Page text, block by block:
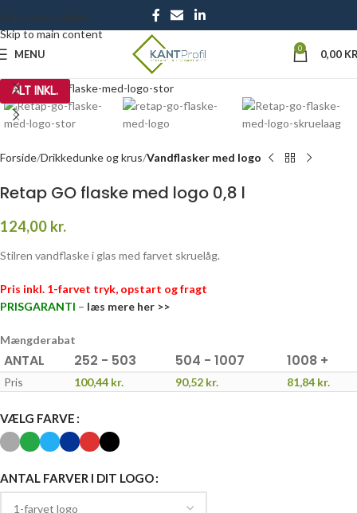
Skip to navigation
Skip to main content
MENU 0 0,00
ALT INKL.
Forside Drikkedunke og krus Vandflasker med logo
Retap GO flaske med logo 0,8 l
124,00 kr.
Stilren vandflaske i glas med farvet skruelåg.
Pris inkl. 1-farvet tryk, opstart og fragt
PRISGARANTI – læs mere her >>
Mængderabat
ANTAL 252 - 503 504 - 1007 1008 +
Pris 100,44 kr. 90,52 kr. 81,84 kr.
VÆLG FARVE
ANTAL FARVER I DIT LOGO